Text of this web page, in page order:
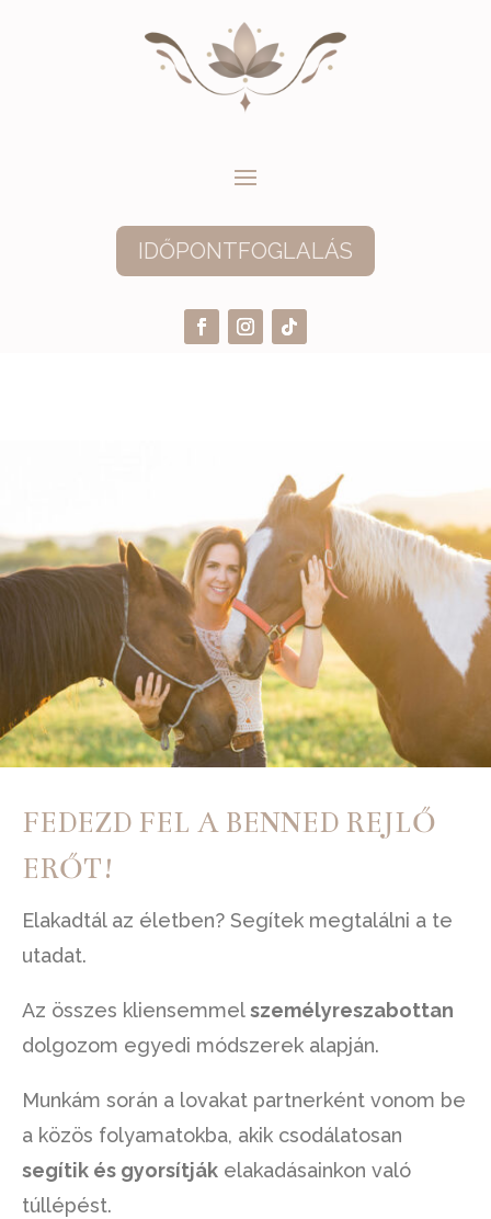
IDŐPONTFOGLALÁS
FEDEZD FEL A BENNED REJLŐ
ERŐT!
Elakadtál az életben? Segítek megtalálni a te
utadat.
Az összes kliensemmelszemélyreszabottan
dolgozom egyedi módszerek alapján.
Munkám során a lovakat partnerként vonom be
a közös folyamatokba, akik csodálatosan
segítik és gyorsítják elakadásainkon való
túllépést.